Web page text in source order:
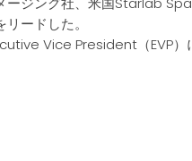
ードした。
Vice President（EVP）